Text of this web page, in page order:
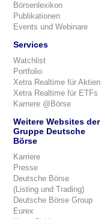
Börsenlexikon
Publikationen
Events und Webinare
Services
Watchlist
Portfolio
Xetra Realtime für Aktien
Xetra Realtime für ETFs
Karriere @Börse
Weitere Websites der
Gruppe Deutsche
Börse
Karriere
Presse
Deutsche Börse
(Listing und Trading)
Deutsche Börse Group
Eurex